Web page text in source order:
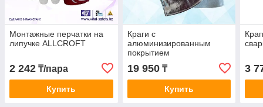
Монтажные перчатки на
липучке ALLCROFT
2 242 ₸/пара
Купить
Краги с
алюминизированным
покрытием
19 950₸
Купить
3